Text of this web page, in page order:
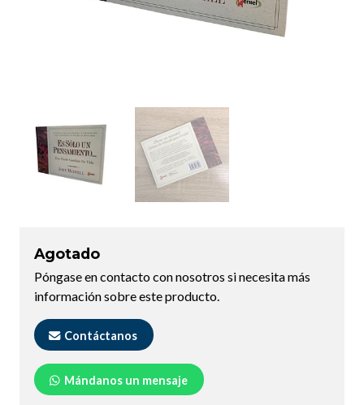
Agotado
Póngase en contacto con nosotros si necesita más
información sobre este producto.
Contáctanos
Mándanos un mensaje